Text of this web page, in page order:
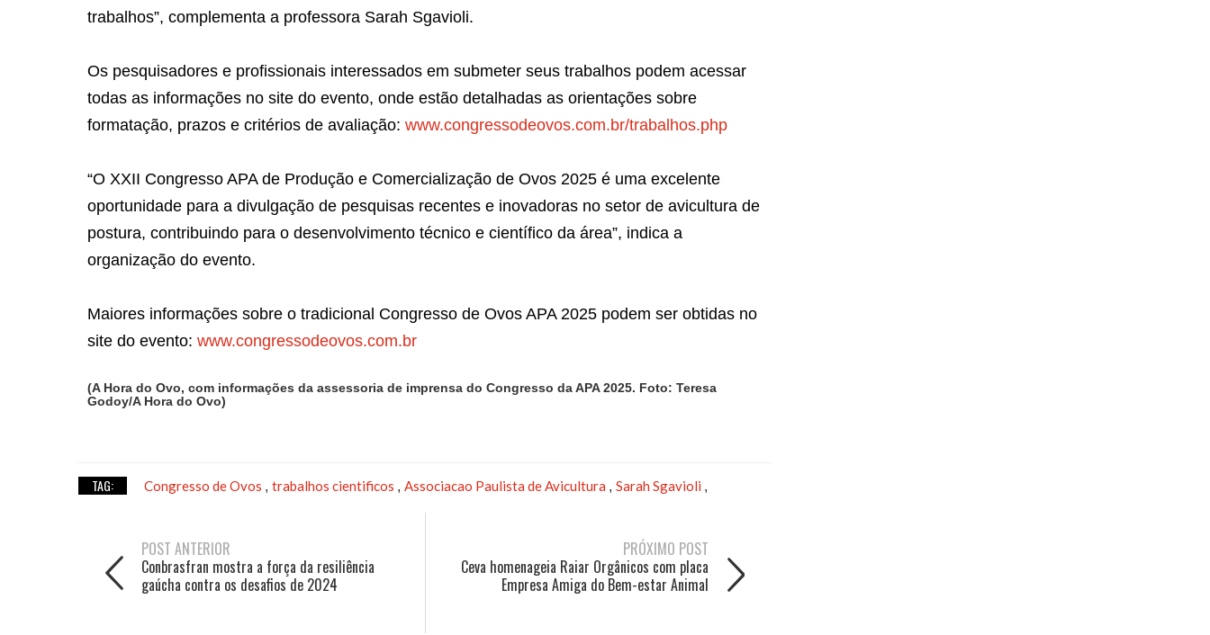
trabalhos”, complementa a professora Sarah Sgavioli.
Os pesquisadores e profissionais interessados em submeter seus trabalhos podem acessar
todas as informações no site do evento, onde estão detalhadas as orientações sobre
formatação, prazos e critérios de avaliação: www.congressodeovos.com.br/trabalhos.php
“O XXII Congresso APA de Produção e Comercialização de Ovos 2025 é uma excelente
oportunidade para a divulgação de pesquisas recentes e inovadoras no setor de avicultura de
postura, contribuindo para o desenvolvimento técnico e científico da área”, indica a
organização do evento.
Maiores informações sobre o tradicional Congresso de Ovos APA 2025 podem ser obtidas no
site do evento: www.congressodeovos.com.br
(A Hora do Ovo, com informações da assessoria de imprensa do Congresso da APA 2025. Foto: Teresa
Godoy/A Hora do Ovo)
TAG: Congresso de Ovos , trabalhos cientificos , Associacao Paulista de Avicultura , Sarah Sgavioli ,
POST ANTERIOR
Conbrasfran mostra a força da resiliência
gaúcha contra os desafios de 2024
PRÓXIMO POST
Ceva homenageia Raiar Orgânicos com placa
Empresa Amiga do Bem-estar Animal